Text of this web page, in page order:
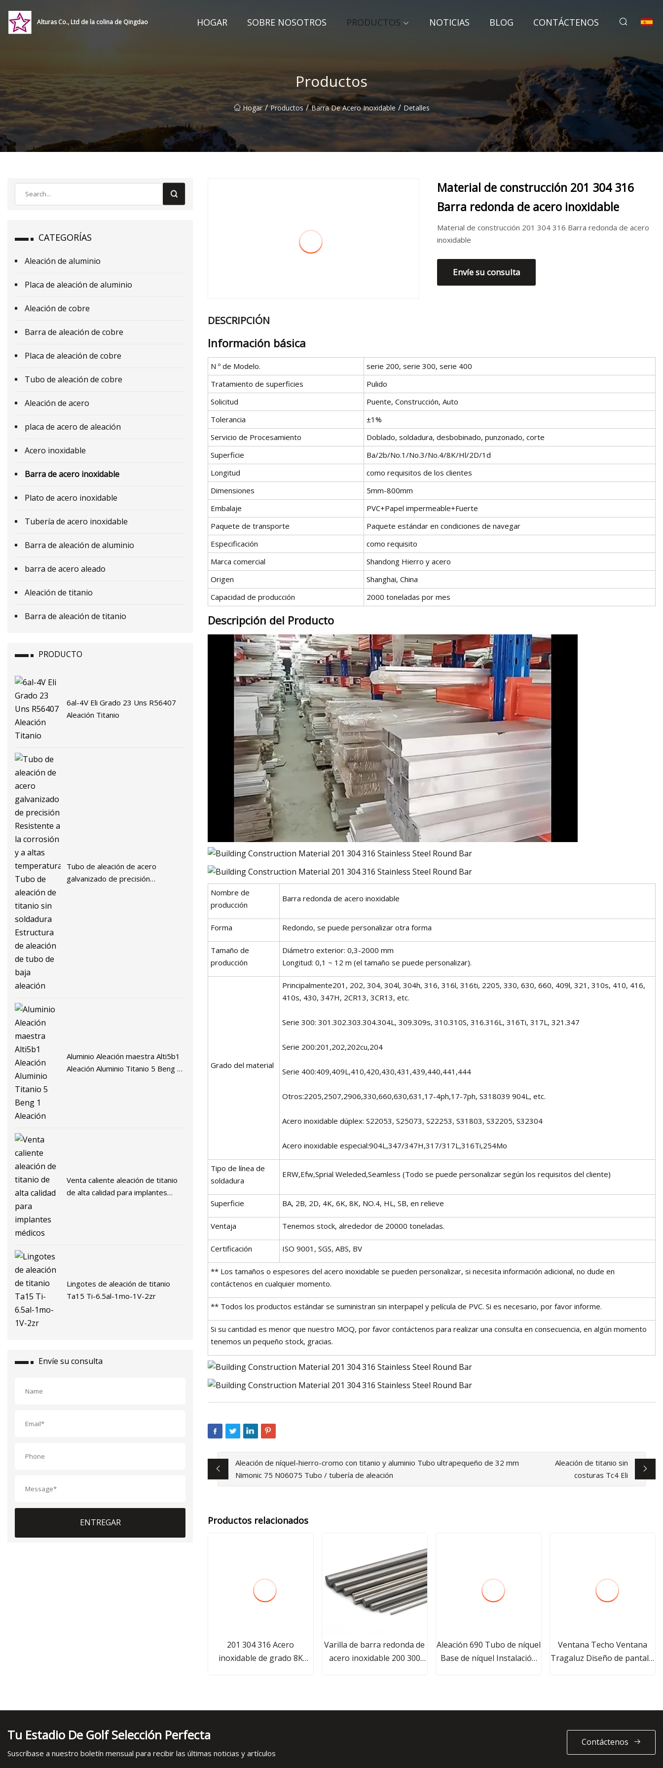
Alturas Co., Ltd de la colina de Qingdao HOGAR SOBRE NOSOTROS PRODUCTOS NOTICIAS BLOG CONTÁCTENOS
Productos
Hogar / Productos / Barra De Acero Inoxidable / Detalles
CATEGORÍAS
Aleación de aluminio
Placa de aleación de aluminio
Aleación de cobre
Barra de aleación de cobre
Placa de aleación de cobre
Tubo de aleación de cobre
Aleación de acero
placa de acero de aleación
Acero inoxidable
Barra de acero inoxidable
Plato de acero inoxidable
Tubería de acero inoxidable
Barra de aleación de aluminio
barra de acero aleado
Aleación de titanio
Barra de aleación de titanio
PRODUCTO
6al-4V Eli Grado 23 Uns R56407
Aleación Titanio
Tubo de aleación de acero
galvanizado de precisión
Aluminio Aleación maestra Alti5b1
Aleación Aluminio Titanio 5 Beng 1
Venta caliente aleación de titanio
de alta calidad para implantes
Lingotes de aleación de titanio
Ta15 Ti-6.5al-1mo-1V-2zr
Envíe su consulta
ENTREGAR
Material de construcción 201 304 316
Barra redonda de acero inoxidable
Material de construcción 201 304 316 Barra redonda de acero
inoxidable
Envíe su consulta
DESCRIPCIÓN
Información básica
N º de Modelo.
serie 200, serie 300, serie 400
Tratamiento de superficies
Pulido
Solicitud
Puente, Construcción, Auto
Tolerancia
±1%
Servicio de Procesamiento
Doblado, soldadura, desbobinado, punzonado, corte
Superficie
Ba/2b/No.1/No.3/No.4/8K/Hl/2D/1d
Longitud
como requisitos de los clientes
Dimensiones
5mm-800mm
Embalaje
PVC+Papel impermeable+Fuerte
Paquete de transporte
Paquete estándar en condiciones de navegar
Especificación
como requisito
Marca comercial
Shandong Hierro y acero
Origen
Shanghai, China
Capacidad de producción
2000 toneladas por mes
Descripción del Producto
Nombre de
producción
Barra redonda de acero inoxidable
Forma Redondo, se puede personalizar otra forma
Tamaño de
producción
Diámetro exterior: 0,3-2000 mm
Longitud: 0,1 ~ 12 m (el tamaño se puede personalizar).
Grado del material
Principalmente201, 202, 304, 304l, 304h, 316, 316l, 316ti, 2205, 330, 630, 660, 409l, 321, 310s, 410, 416,
410s, 430, 347H, 2CR13, 3CR13, etc.
Serie 300: 301.302.303.304.304L, 309.309s, 310.310S, 316.316L, 316Ti, 317L, 321.347
Serie 200:201,202,202cu,204
Serie 400:409,409L,410,420,430,431,439,440,441,444
Otros:2205,2507,2906,330,660,630,631,17-4ph,17-7ph, S318039 904L, etc.
Acero inoxidable dúplex: S22053, S25073, S22253, S31803, S32205, S32304
Acero inoxidable especial:904L,347/347H,317/317L,316Ti,254Mo
Tipo de línea de
soldadura
ERW,Efw,Sprial Weleded,Seamless (Todo se puede personalizar según los requisitos del cliente)
Superficie BA, 2B, 2D, 4K, 6K, 8K, NO.4, HL, SB, en relieve
Ventaja Tenemos stock, alrededor de 20000 toneladas.
Certificación ISO 9001, SGS, ABS, BV
** Los tamaños o espesores del acero inoxidable se pueden personalizar, si necesita información adicional, no dude en
contáctenos en cualquier momento.
** Todos los productos estándar se suministran sin interpapel y película de PVC. Si es necesario, por favor informe.
Si su cantidad es menor que nuestro MOQ, por favor contáctenos para realizar una consulta en consecuencia, en algún momento
tenemos un pequeño stock, gracias.
Aleación de níquel-hierro-cromo con titanio y aluminio Tubo ultrapequeño de 32 mm
Nimonic 75 N06075 Tubo / tubería de aleación
Aleación de titanio sin
costuras Tc4 Eli
Productos relacionados
201 304 316 Acero
inoxidable de grado 8K
acero inoxidable
Varilla de barra redonda de
acero inoxidable 200 300
304L/310S/316L/321/201/304/904L/2205/2507/Ss400
Aleación 690 Tubo de níquel
Base de níquel Instalación
Ventana Techo Ventana
Tragaluz Diseño de pantalla
personalizado Tamaño
Tu Estadio De Golf Selección Perfecta
Suscríbase a nuestro boletín mensual para recibir las últimas noticias y artículos
Contáctenos